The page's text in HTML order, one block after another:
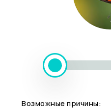
Возможные причины: